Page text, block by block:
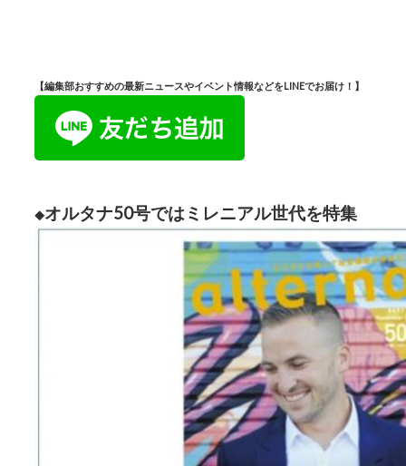
【編集部おすすめの最新ニュースやイベント情報などをLINEでお届け！】
◆オルタナ50号ではミレニアル世代を特集